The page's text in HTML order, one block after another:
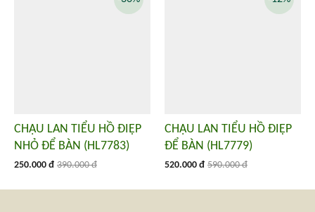
CHẬU LAN TIỂU HỒ ĐIỆP
NHỎ ĐỂ BÀN (HL7783)
250.000 đ 390.000 đ
CHẬU LAN TIỂU HỒ ĐIỆP
ĐỂ BÀN (HL7779)
520.000 đ 590.000 đ